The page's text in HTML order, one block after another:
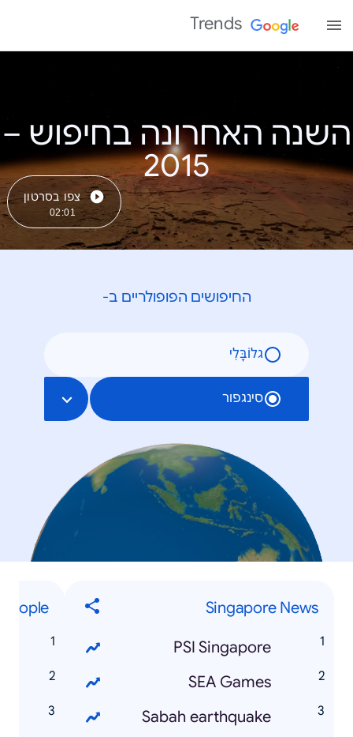
Trends
השנה האחרונה בחיפוש –
צפו בסרטון
02:01
החיפושים הפופולריים ב-
גלוֹבָּלִי
סינגפור
Singapore News
PSI Singapore
SEA Games
Sabah earthquake
People